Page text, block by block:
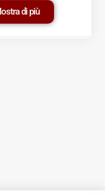
di più